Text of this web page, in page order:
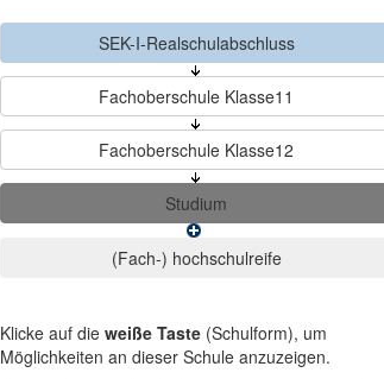
Klicke auf die weiße Taste (Schulform), um
Möglichkeiten an dieser Schule anzuzeigen.